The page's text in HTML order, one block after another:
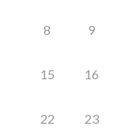
8 9
15 16
22 23